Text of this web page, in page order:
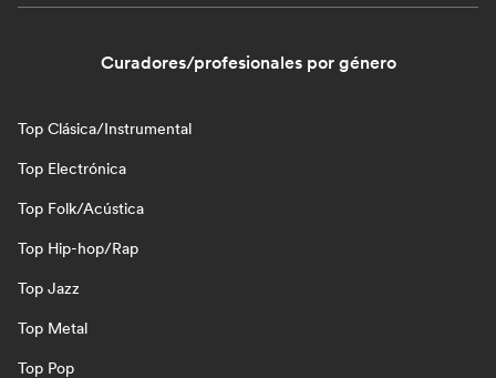
Curadores/profesionales por género
Top Clásica/Instrumental
Top Electrónica
Top Folk/Acústica
Top Hip-hop/Rap
Top Jazz
Top Metal
Top Pop